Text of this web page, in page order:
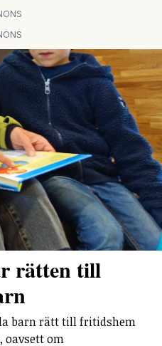
rätten till
barn rätt till fritidshem
oavsett om